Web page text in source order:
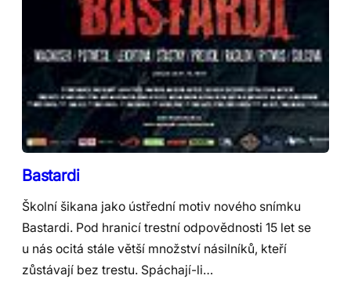
Bastardi
Školní šikana jako ústřední motiv nového snímku
Bastardi. Pod hranicí trestní odpovědnosti 15 let se
u nás ocitá stále větší množství násilníků, kteří
zůstávají bez trestu. Spáchají-li…